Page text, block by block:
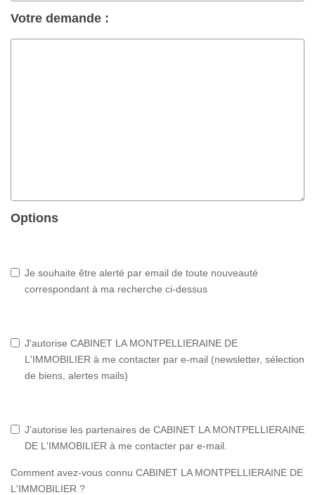
Votre demande :
Options
Je souhaite être alerté par email de toute nouveauté
correspondant à ma recherche ci-dessus
J'autorise CABINET LA MONTPELLIERAINE DE
L'IMMOBILIER à me contacter par e-mail (newsletter, sélection
de biens, alertes mails)
J'autorise les partenaires de CABINET LA MONTPELLIERAINE
DE L'IMMOBILIER à me contacter par e-mail.
Comment avez-vous connu CABINET LA MONTPELLIERAINE DE
L'IMMOBILIER ?